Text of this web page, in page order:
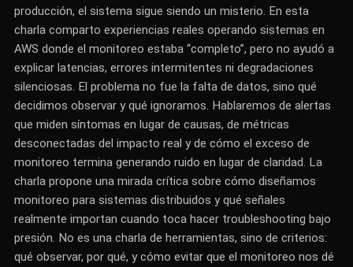
producción, el sistema sigue siendo un misterio. En esta
charla comparto experiencias reales operando sistemas en
AWS donde el monitoreo estaba “completo”, pero no ayudó a
explicar latencias, errores intermitentes ni degradaciones
silenciosas. El problema no fue la falta de datos, sino qué
decidimos observar y qué ignoramos. Hablaremos de alertas
que miden síntomas en lugar de causas, de métricas
desconectadas del impacto real y de cómo el exceso de
monitoreo termina generando ruido en lugar de claridad. La
charla propone una mirada crítica sobre cómo diseñamos
monitoreo para sistemas distribuidos y qué señales
realmente importan cuando toca hacer troubleshooting bajo
presión. No es una charla de herramientas, sino de criterios:
qué observar, por qué, y cómo evitar que el monitoreo nos dé